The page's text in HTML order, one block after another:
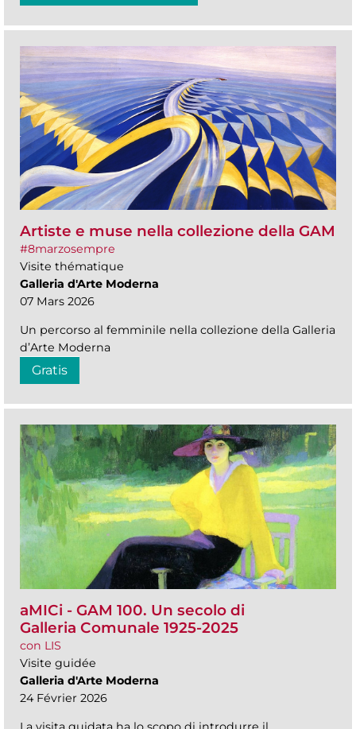
Artiste e muse nella collezione della GAM
#8marzosempre
Visite thématique
Galleria d'Arte Moderna
07 Mars 2026
Un percorso al femminile nella collezione della Galleria
d’Arte Moderna
Gratis
aMICi - GAM 100. Un secolo di
Galleria Comunale 1925-2025
con LIS
Visite guidée
Galleria d'Arte Moderna
24 Février 2026